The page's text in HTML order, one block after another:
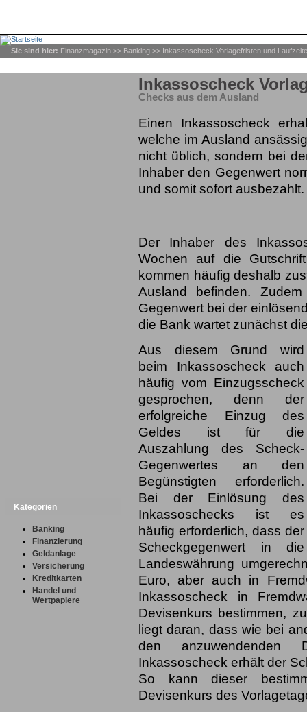
Sie sind hier: Finanzmagazin >> Banking >> Inkassoscheck Vorlagefristen und
Kategorien
Banking
Finanzierung
Geldanlage
Versicherung
Kreditkarten
Handel und
Wertpapiere
Inkassoscheck
Checks aus dem Ausland
Einen Inkassoscheck
welche im Ausland
nicht üblich, sondern bei
Inhaber den Gegenwert
und somit sofort ausbezahlt.
Der Inhaber des
Wochen auf die
kommen häufig deshalb
Ausland befinden.
Gegenwert bei der
die Bank wartet zunächst
Aus diesem Grund wird
beim Inkassoscheck auch
häufig vom Einzugsscheck
gesprochen, denn der
erfolgreiche Einzug des
Geldes ist für die
Auszahlung des Scheck-
Gegenwertes an den
Begünstigten erforderlich.
Bei der Einlösung des
Inkassoschecks ist es
häufig erforderlich, dass der
Scheckgegenwert in die
Landeswährung
Euro, aber auch in
Inkassoscheck in
Devisenkurs bestimmen,
liegt daran, dass wie bei
den anzuwendenden
Inkassoscheck erhält der
So kann dieser
Devisenkurs des